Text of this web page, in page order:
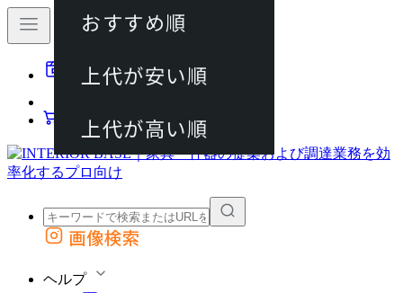
動画マニュアル
カート
外部サイトの商品をカートに追加
画像検索
ヘルプ
おすすめ順
上代が安い順
上代が高い順